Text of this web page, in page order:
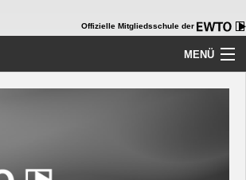
Offizielle Mitgliedsschule der
MENÜ